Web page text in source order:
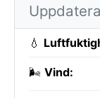
💧
🌬️ Vind: